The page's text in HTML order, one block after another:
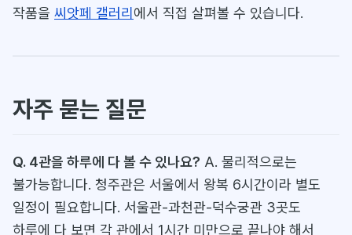
작품을 씨앗페 갤러리 에서 직접 살펴볼 수 있습니다.
자주 묻는 질문
Q. 4관을 하루에 다 볼 수 있나요? A. 물리적으로는
불가능합니다. 청주관은 서울에서 왕복 6시간이라 별도
일정이 필요합니다. 서울관-과천관-덕수궁관 3곳도
하루에 다 보면 각 관에서 1시간 미만으로 끝나야 해서